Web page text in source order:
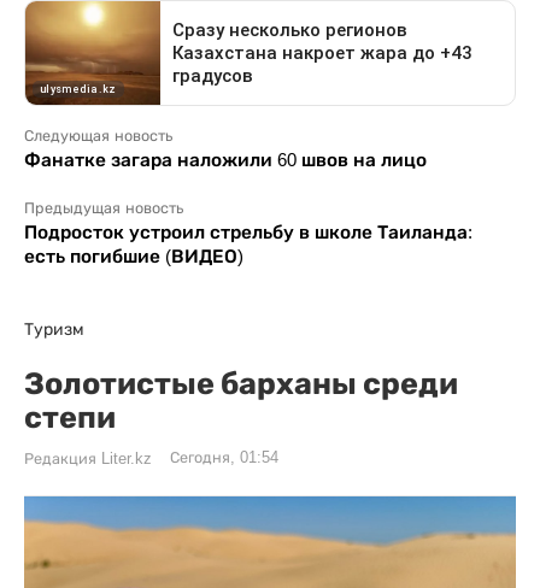
Следующая новость
Фанатке загара наложили 60 швов на лицо
Предыдущая новость
Подросток устроил стрельбу в школе Таиланда:
есть погибшие (ВИДЕО)
Туризм
Золотистые барханы среди
степи
Редакция Liter.kz Сегодня, 01:54